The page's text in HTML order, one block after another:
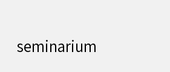
seminarium